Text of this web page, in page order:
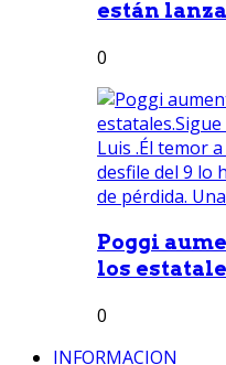
están
0
Poggi
los
0
INFORMACION